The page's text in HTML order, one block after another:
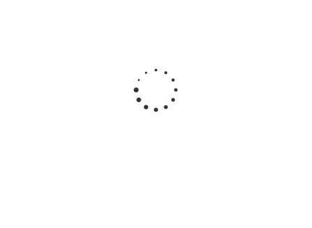
Сердце розовое
фольгированный